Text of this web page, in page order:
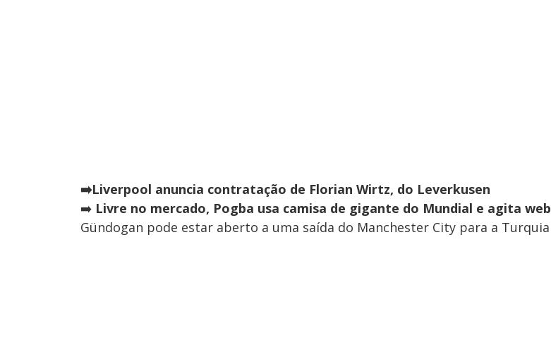
➡️Liverpool anuncia contratação de Florian Wirtz, do Leverkusen
➡️ Livre no mercado, Pogba usa camisa de gigante do Mundial e agita web
Gündogan pode estar aberto a uma saída do Manchester City para a Turquia